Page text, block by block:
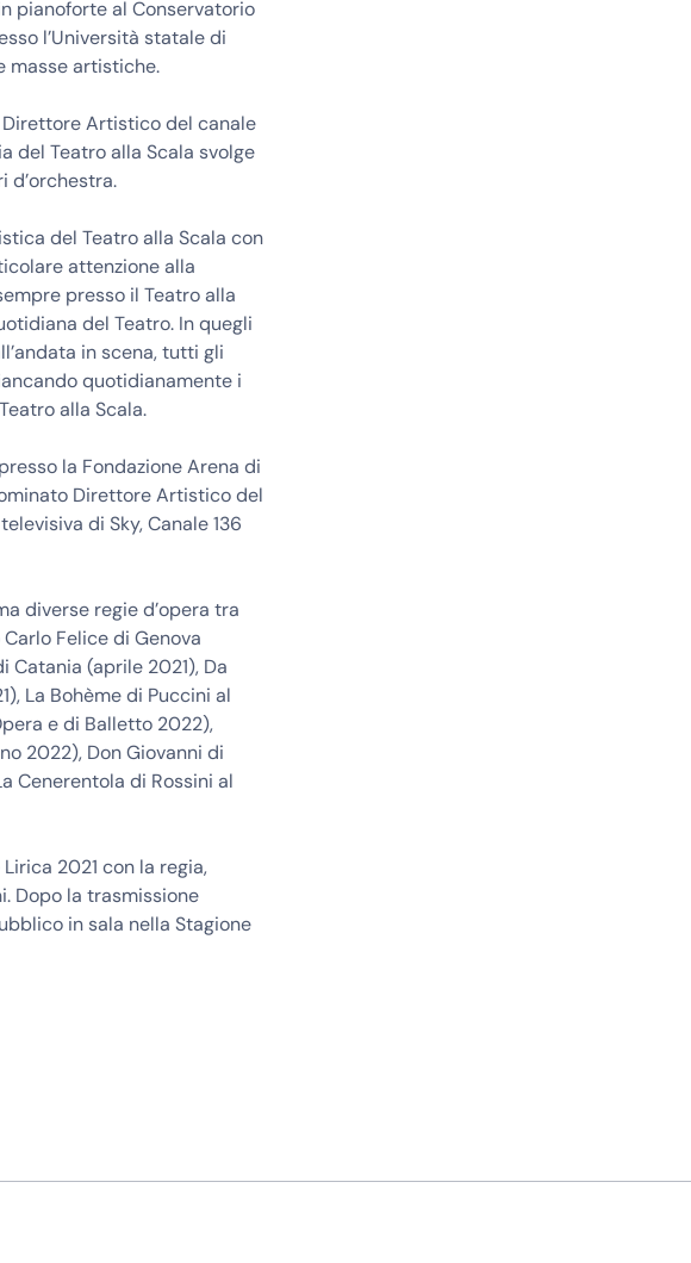
pianoforte al Conservatorio
l’Università statale di
masse artistiche.
Direttore Artistico del canale
del Teatro alla Scala svolge
d’orchestra.
del Teatro alla Scala con
attenzione alla
presso il Teatro alla
del Teatro. In quegli
in scena, tutti gli
quotidianamente i
alla Scala.
la Fondazione Arena di
Direttore Artistico del
di Sky, Canale 136
diverse regie d’opera tra
Felice di Genova
(aprile 2021), Da
La Bohème di Puccini al
e di Balletto 2022),
2022), Don Giovanni di
Cenerentola di Rossini al
2021 con la regia,
Dopo la trasmissione
in sala nella Stagione